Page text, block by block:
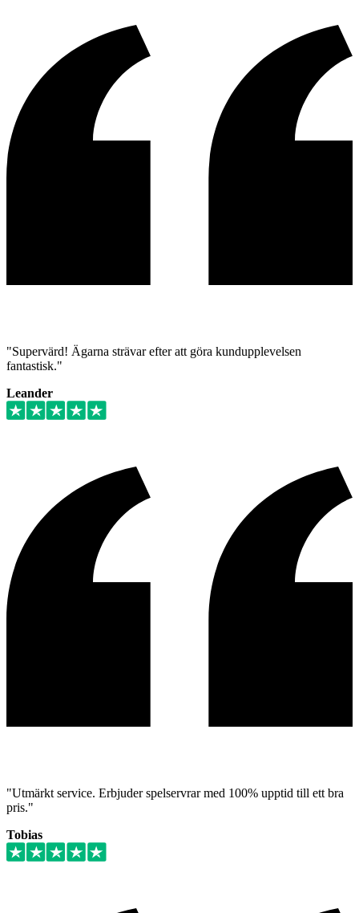
"Supervärd! Ägarna strävar efter att göra kundupplevelsen
fantastisk."
Leander
"Utmärkt service. Erbjuder spelservrar med 100% upptid till ett bra
pris."
Tobias